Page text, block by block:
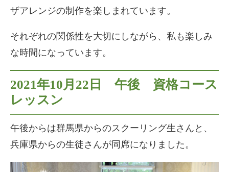
ザアレンジの制作を楽しまれています。
それぞれの関係性を大切にしながら、私も楽しみ
な時間になっています。
2021年10月22日 午後 資格コース
レッスン
午後からは群馬県からのスクーリング生さんと、
兵庫県からの生徒さんが同席になりました。